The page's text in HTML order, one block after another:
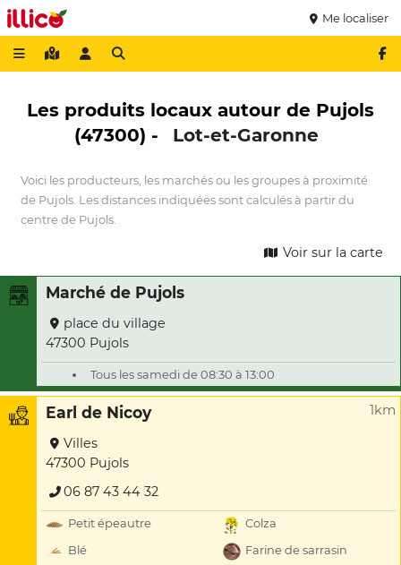
Me localiser
Les produits locaux autour de Pujols
(47300) -
Lot-et-Garonne
Voici les producteurs, les marchés ou les groupes à proximité
de Pujols. Les distances indiquées sont calculés à partir du
centre de Pujols.
Voir sur la carte
Marché de Pujols
place du village
47300 Pujols
Tous les samedi de 08:30 à 13:00
Earl de Nicoy 1km
Villes
47300 Pujols
06 87 43 44 32
Petit épeautre
Colza
Blé
Farine de sarrasin